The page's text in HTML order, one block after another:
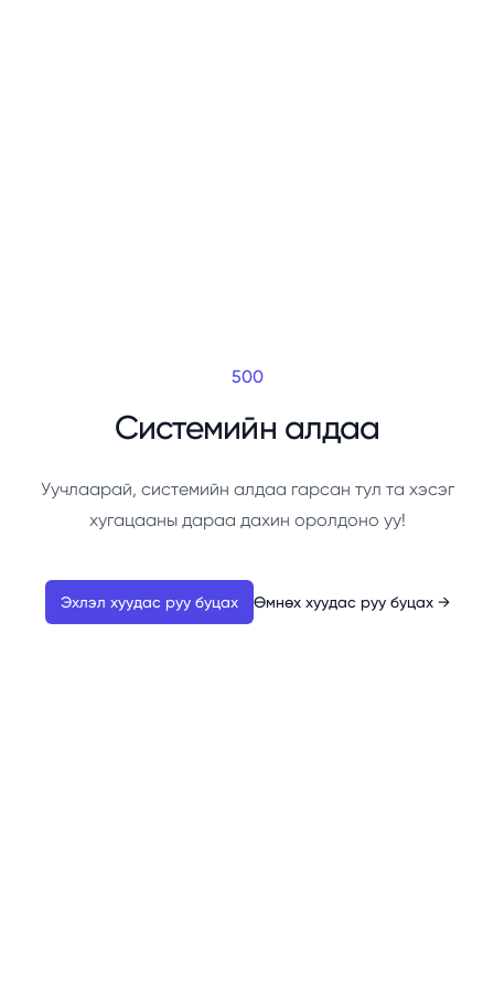
500
Системийн алдаа
Уучлаарай, системийн алдаа гарсан тул та хэсэг
хугацааны дараа дахин оролдоно уу!
Эхлэл хуудас руу буцах Өмнөх хуудас руу буцах →